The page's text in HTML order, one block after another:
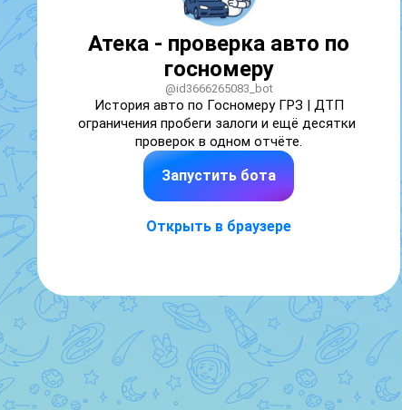
Атека - проверка авто по
госномеру
@id3666265083_bot
История авто по Госномеру ГРЗ | ДТП
ограничения пробеги залоги и ещё десятки
проверок в одном отчёте.
Запустить бота
Открыть в браузере